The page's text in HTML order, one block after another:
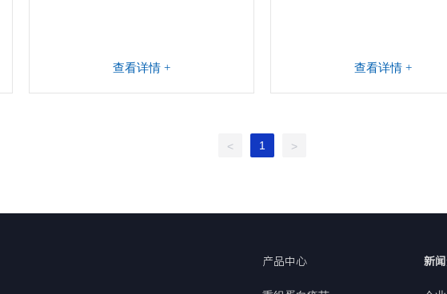
查看详情 + 查看详情 +
< 1 >
产品中心 新